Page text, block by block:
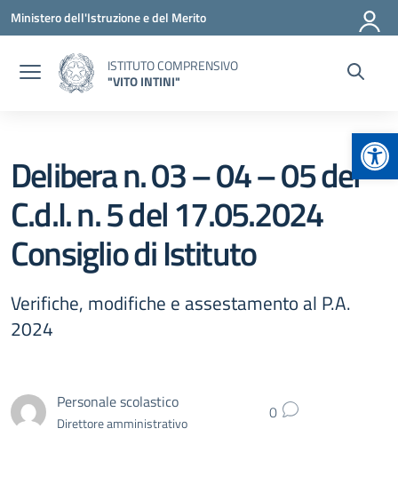
Vai ai contenuti
Vai al menu di navigazione
Vai al footer
Ministero dell'Istruzione e del Merito
ISTITUTO COMPRENSIVO
"VITO INTINI"
Delibera n. 03 – 04 – 05 del
C.d.I. n. 5 del 17.05.2024
Consiglio di Istituto
Verifiche, modifiche e assestamento al P.A.
2024
Personale scolastico
Direttore amministrativo 0